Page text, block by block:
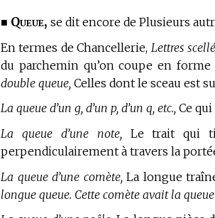
■ Queue, se dit encore de Plusieurs
Entermes de Chancellerie, Lettres
du parchemin qu’on coupe en
double queue, Celles dont le sceau est
La queue d’un g, d’un p, d’un q, etc., Ce
La queue d’une note, Le trait qui
perpendiculairement à travers la
La queue d’une comète, La longue
longue queue. Cette comète avait la